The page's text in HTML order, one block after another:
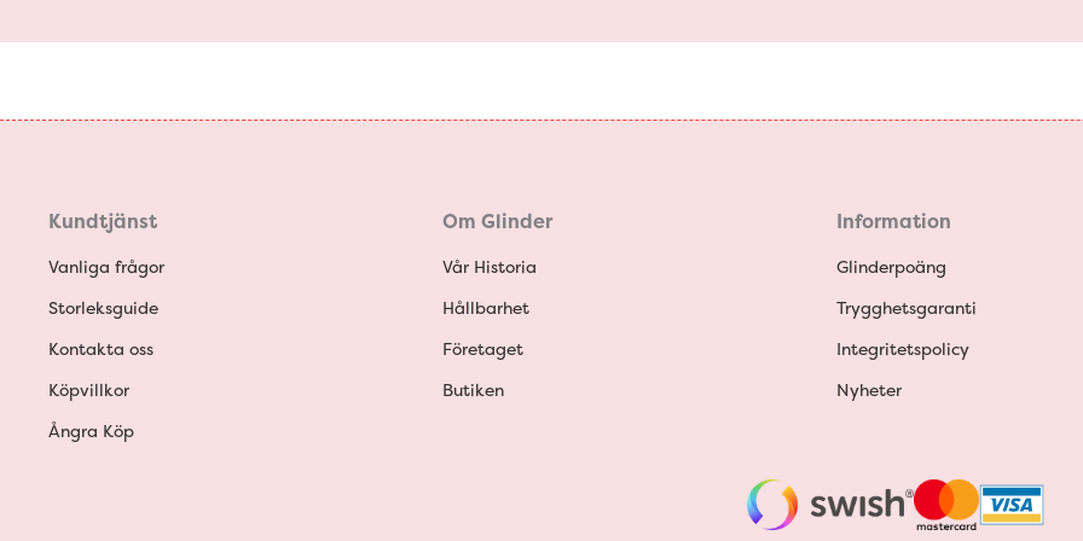
Kundtjänst
Vanliga frågor
Storleksguide
Kontakta oss
Köpvillkor
Ångra Köp
Om Glinder
Vår Historia
Hållbarhet
Företaget
Butiken
Information
Glinderpoäng
Trygghetsgaranti
Integritetspolicy
Nyheter